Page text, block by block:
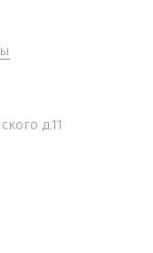
д.11